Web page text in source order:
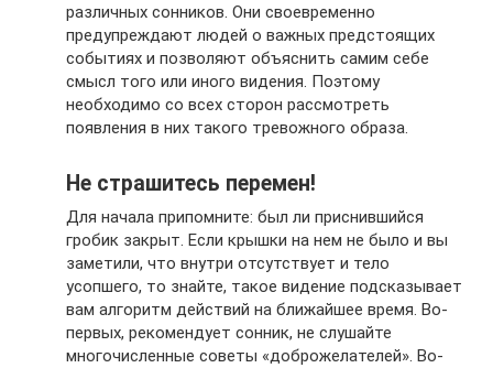
различных сонников. Они своевременно
предупреждают людей о важных предстоящих
событиях и позволяют объяснить самим себе
смысл того или иного видения. Поэтому
необходимо со всех сторон рассмотреть
появления в них такого тревожного образа.
Не страшитесь перемен!
Для начала припомните: был ли приснившийся
гробик закрыт. Если крышки на нем не было и вы
заметили, что внутри отсутствует и тело
усопшего, то знайте, такое видение подсказывает
вам алгоритм действий на ближайшее время. Во-
первых, рекомендует сонник, не слушайте
многочисленные советы «доброжелателей». Во-